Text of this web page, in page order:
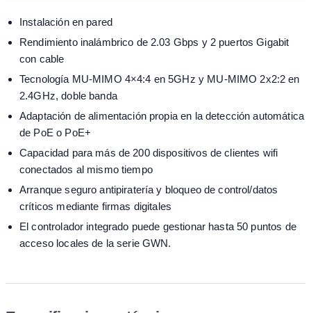
Instalación en pared
Rendimiento inalámbrico de 2.03 Gbps y 2 puertos Gigabit
con cable
Tecnología MU-MIMO 4×4:4 en 5GHz y MU-MIMO 2x2:2 en
2.4GHz, doble banda
Adaptación de alimentación propia en la detección automática
de PoE o PoE+
Capacidad para más de 200 dispositivos de clientes wifi
conectados al mismo tiempo
Arranque seguro antipiratería y bloqueo de control/datos
críticos mediante firmas digitales
El controlador integrado puede gestionar hasta 50 puntos de
acceso locales de la serie GWN.